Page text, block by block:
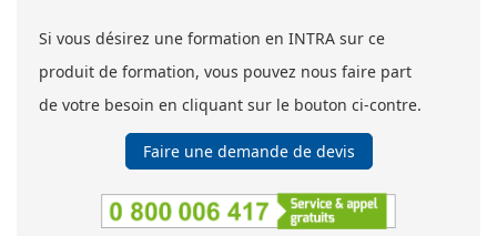
Si vous désirez une formation en INTRA sur ce
produit de formation, vous pouvez nous faire part
de votre besoin en cliquant sur le bouton ci-contre.
Faire une demande de devis